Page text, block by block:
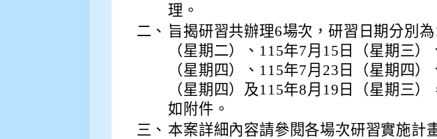
理。
二、 旨揭研習共辦理6場次，研習日期分別為
（星期二）、115年7月15日（星期三）
（星期四）、115年7月23日（星期四）
（星期四）及115年8月19日（星期三
如附件。
三、 本案詳細內容請參閱各場次研習實施計